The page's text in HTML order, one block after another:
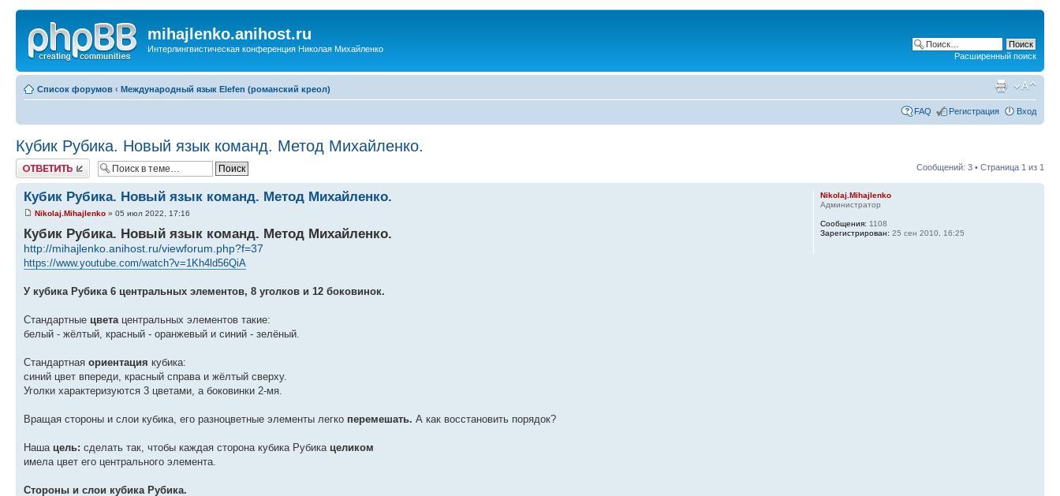
mihajlenko.anihost.ru
Интерлингвистическая конференция Николая Михайленко
Расширенный поиск
Список форумов ‹ Международный язык Elefen (романский креол)
FAQ Регистрация Вход
Кубик Рубика. Новый язык команд. Метод Михайленко.
Ответить Сообщений: 3 • Страница 1 из 1
Кубик Рубика. Новый язык команд. Метод Михайленко.
Nikolaj.Mihajlenko » 05 июл 2022, 17:16
Кубик Рубика. Новый язык команд. Метод Михайленко.
http://mihajlenko.anihost.ru/viewforum.php?f=37
https://www.youtube.com/watch?v=1Kh4ld56QiA
У кубика Рубика 6 центральных элементов, 8 уголков и 12 боковинок.
Стандартные цвета центральных элементов такие:
белый - жёлтый, красный - оранжевый и синий - зелёный.
Стандартная ориентация кубика:
синий цвет впереди, красный справа и жёлтый сверху.
Уголки характеризуются 3 цветами, а боковинки 2-мя.
Вращая стороны и слои кубика, его разноцветные элементы легко перемешать. А как восстановить порядок?
Наша цель: сделать так, чтобы каждая сторона кубика Рубика целиком
имела цвет его центрального элемента.
Стороны и слои кубика Рубика.
Nikolaj.Mihajlenko
Администратор
Сообщения: 1108
Зарегистрирован: 25 сен 2010, 16:25